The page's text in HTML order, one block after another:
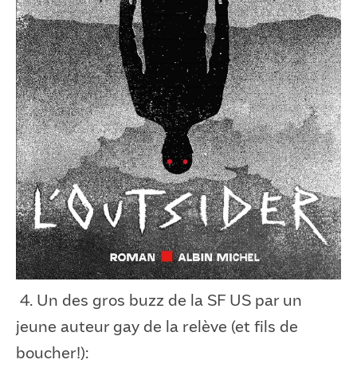
4. Un des gros buzz de la SF US par un
jeune auteur gay de la relève (et fils de
boucher!):